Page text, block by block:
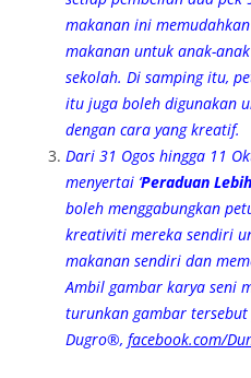
makanan ini
makanan untuk anak-
sekolah. Di samping itu,
itu juga boleh digunakan
dengan cara yang kreatif.
Dari 31 Ogos hingga 11
menyertai ‘Peraduan
boleh menggabungkan
kreativiti mereka sendiri
makanan sendiri dan
Ambil gambar karya seni
turunkan gambar
Dugro®, facebook.com/